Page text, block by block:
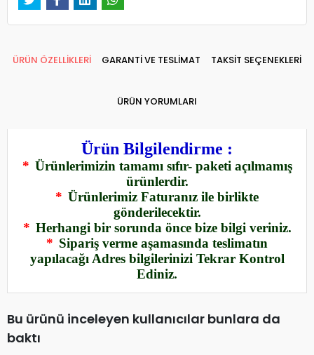
ÜRÜN ÖZELLİKLERİ GARANTİ VE TESLİMAT TAKSİT SEÇENEKLERİ
ÜRÜN YORUMLARI
Ürün Bilgilendirme :
* Ürünlerimizin tamamı sıfır- paketi açılmamış
ürünlerdir.
* Ürünlerimiz Faturanız ile birlikte
gönderilecektir.
* Herhangi bir sorunda önce bize bilgi veriniz.
* Sipariş verme aşamasında teslimatın
yapılacağı Adres bilgilerinizi Tekrar Kontrol
Ediniz.
Bu ürünü inceleyen kullanıcılar bunlara da
baktı